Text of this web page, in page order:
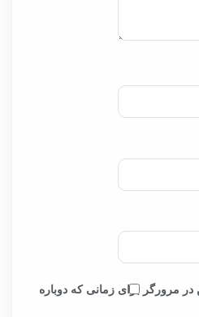
مرورگر برای زمانی که دوباره